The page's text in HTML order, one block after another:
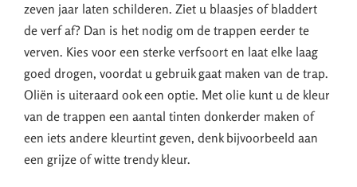
zeven jaar laten schilderen. Ziet u blaasjes of bladdert
de verf af? Dan is het nodig om de trappen eerder te
verven. Kies voor een sterke verfsoort en laat elke laag
goed drogen, voordat u gebruik gaat maken van de trap.
Oliën is uiteraard ook een optie. Met olie kunt u de kleur
van de trappen een aantal tinten donkerder maken of
een iets andere kleurtint geven, denk bijvoorbeeld aan
een grijze of witte trendy kleur.